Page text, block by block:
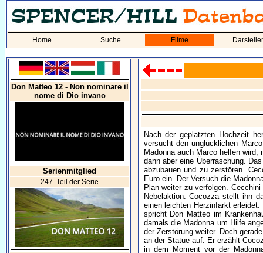
Home Suche Filme Darsteller
Don Matteo 12 - Non nominare il
nome di Dio invano
Serienmitglied
247. Teil der Serie
Nach der geplatzten Hochzeit
versucht den unglücklichen
Madonna auch Marco helfen
dann aber eine Überraschung.
abzubauen und zu zerstören.
Euro ein. Der Versuch die
Plan weiter zu verfolgen.
Nebelaktion. Cocozza stellt ihn
einen leichten Herzinfarkt
spricht Don Matteo im
damals die Madonna um Hilfe
der Zerstörung weiter. Doch
an der Statue auf. Er erzählt
in dem Moment vor der